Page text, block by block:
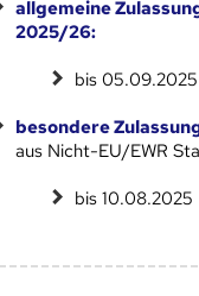
allgemeine
2025/26:
bis 05.09.2025
besondere
aus Nicht-EU/EWR
bis 10.08.2025